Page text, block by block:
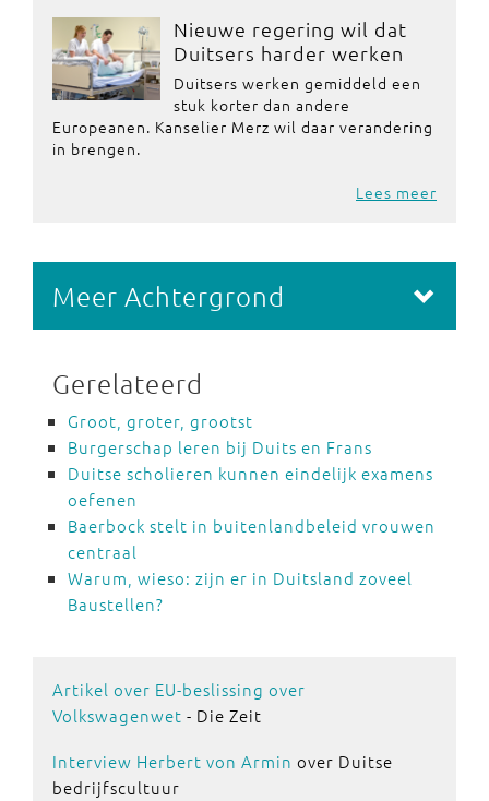
Nieuwe regering wil dat
Duitsers harder werken
Duitsers werken gemiddeld een
stuk korter dan andere
Europeanen. Kanselier Merz wil daar verandering
in brengen.
Lees meer
Meer Achtergrond
Gerelateerd
Groot, groter, grootst
Burgerschap leren bij Duits en Frans
Duitse scholieren kunnen eindelijk examens
oefenen
Baerbock stelt in buitenlandbeleid vrouwen
centraal
Warum, wieso: zijn er in Duitsland zoveel
Baustellen?
Artikel over EU-beslissing over
Volkswagenwet - Die Zeit
Interview Herbert von Armin over Duitse
bedrijfscultuur